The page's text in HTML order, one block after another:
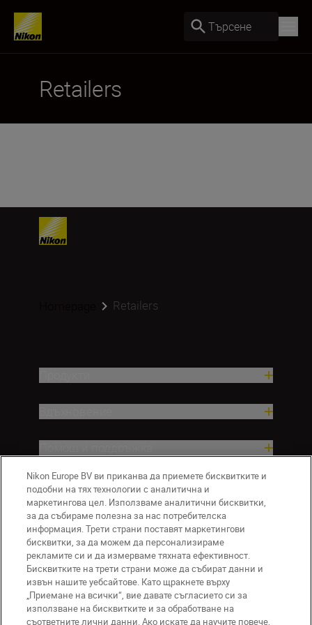
Търсене
Retailers
Retailers
Компания
Nikon Europe BV ви приканва да приемете бисквитките и
подобни на тях технологии с аналитична и
маркетингова цел. Използваме аналитични бисквитки,
за да събираме полезна за нас потребителска
информация. Трети страни поставят маркетингови
бисквитки, за да можем да персонализираме
рекламите си и да измерваме тяхната ефективност.
Бисквитките на трети страни може да събират данни и
извън нашите уебсайтове. Като щракнете върху
„Приемане на всички“, вие давате съгласието си за
използване на бисквитките и за обработване на
съответните лични данни. Ако искате да научите повече,